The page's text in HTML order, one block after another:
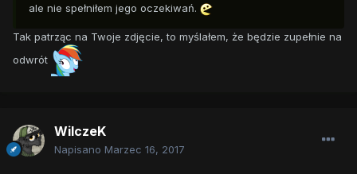
ale nie spełniłem jego oczekiwań.
Tak patrząc na Twoje zdjęcie, to myślałem, że będzie zupełnie na
odwrót
WilczeK
Napisano Marzec 16, 2017